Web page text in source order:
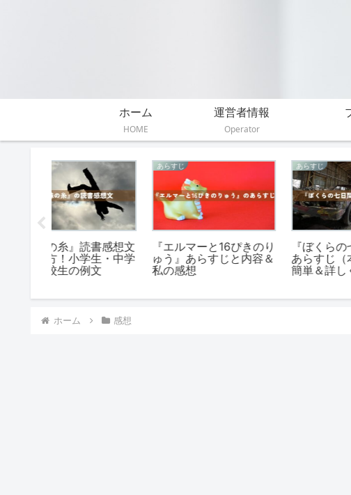
ホーム
HOME
運営者情報
Operator
伝えたいこと
『若草物語』が伝えたい
こと。琴線に触れる5つ
のメッセージ
太宰治『斜陽』の読書感
想文の書き方（中学生・
感
『
ホーム 感想